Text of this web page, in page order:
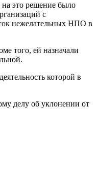
это решение было
с
нежелательных НПО в
того, ей назначали
которой в
делу об уклонении от